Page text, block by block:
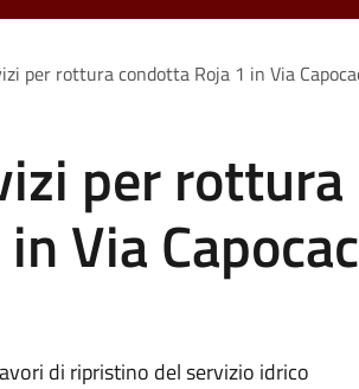
per rottura condotta Roja 1 in Via
per rottura
Via
di ripristino del servizio idrico